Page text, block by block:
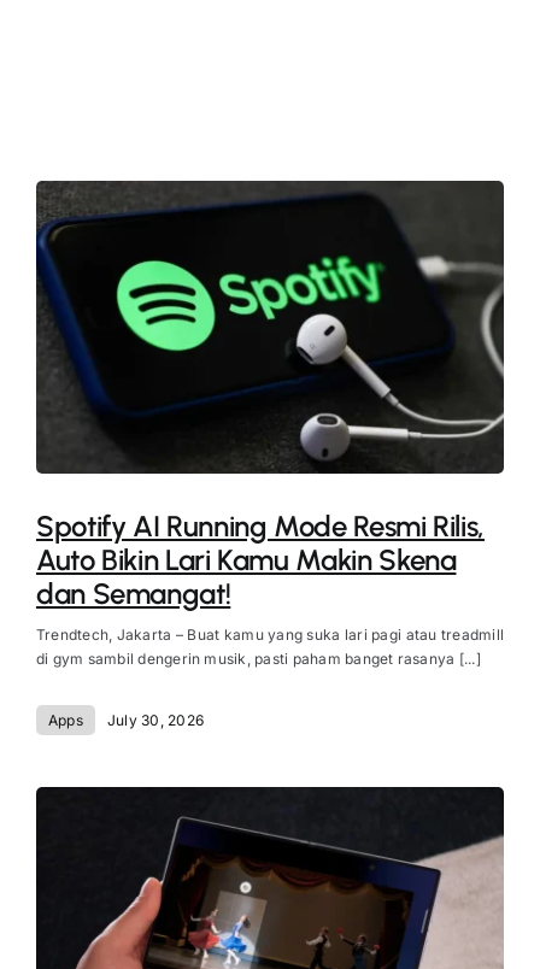
Spotify AI Running Mode Resmi Rilis,
Auto Bikin Lari Kamu Makin Skena
dan Semangat!
Trendtech, Jakarta – Buat kamu yang suka lari pagi atau treadmill
di gym sambil dengerin musik, pasti paham banget rasanya [...]
Apps July 30, 2026